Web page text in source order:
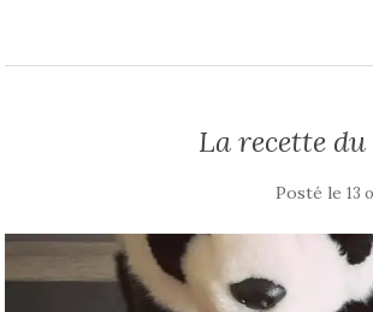
La recette
Posté le13